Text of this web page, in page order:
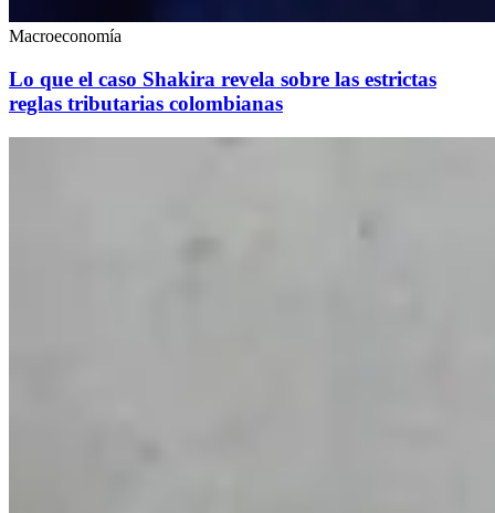
Macroeconomía
Lo que el caso Shakira revela sobre las estrictas
reglas tributarias colombianas